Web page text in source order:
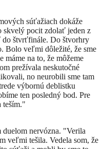
súťažiach dokáže
pocit zdolať jeden z
do štvrťfinále. Do štvorhry
Bolo veľmi dôležité, že sme
máme na to, že môžeme
prežívala neskutočné
no neurobili sme tam
výbornú deblistku
ten posledný bod. Pre
teším."
nervózna. "Verila
veľmi tešila. Vedela som, že